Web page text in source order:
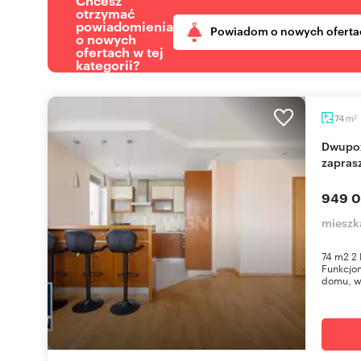
otrzymać
powiadomienia
o nowych
ofertach w tej
kategorii?
Powiadom o nowych
74 m2
Dwupoziomowe 74 m² z balkonem i garażem
949
74 m2 2
domu,